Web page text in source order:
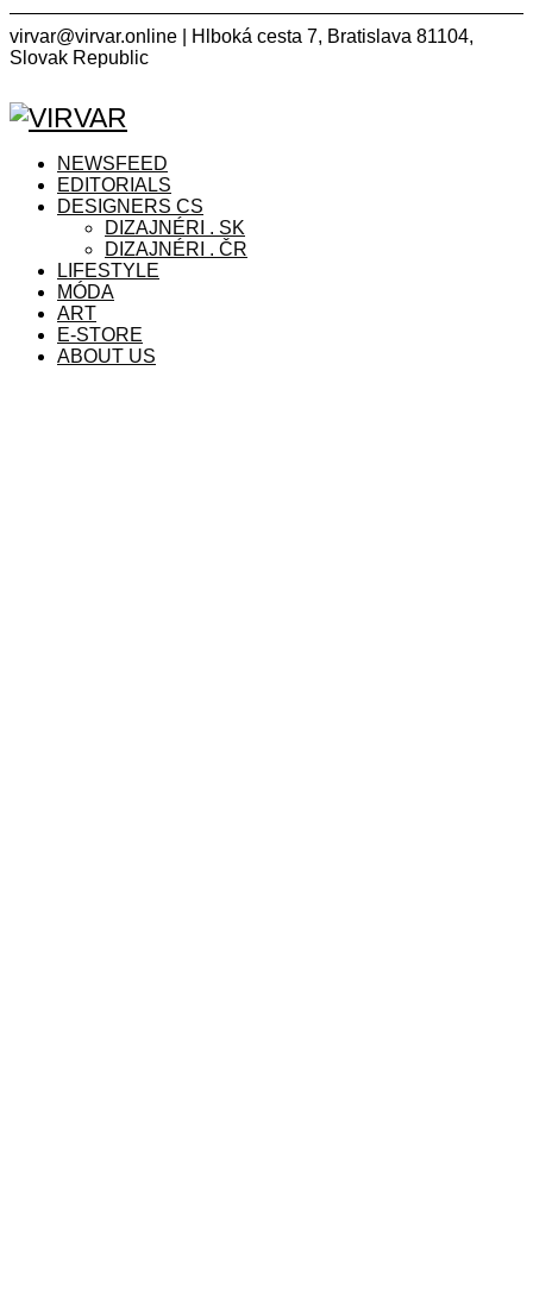
virvar@virvar.online | Hlboká cesta 7, Bratislava 81104,
Slovak Republic
NEWSFEED
EDITORIALS
DESIGNERS CS
DIZAJNÉRI . SK
DIZAJNÉRI . ČR
LIFESTYLE
MÓDA
ART
E-STORE
ABOUT US